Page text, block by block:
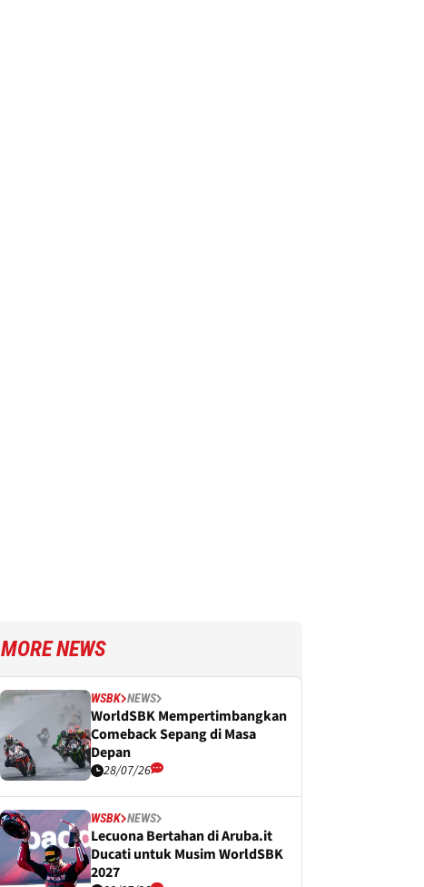
MORE NEWS
WSBK NEWS
WorldSBK Mempertimbangkan
Comeback Sepang di Masa
Depan
28/07/26
WSBK NEWS
Lecuona Bertahan di Aruba.it
Ducati untuk Musim WorldSBK
2027